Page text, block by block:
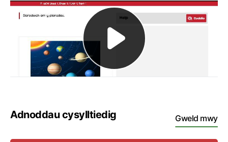
Adnoddau cysylltiedig Gweld mwy